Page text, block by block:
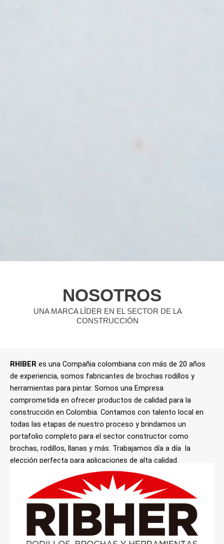
NOSOTROS
UNA MARCA LÍDER EN EL SECTOR DE LA
CONSTRUCCIÓN
RHIBER es una Compañia colombiana con más de 20 años
de experiencia, somos fabricantes de brochas rodillos y
herramientas para pintar. Somos una Empresa
comprometida en ofrecer productos de calidad para la
construcción en Colombia. Contamos con talento local en
todas las etapas de nuestro proceso y brindamos un
portafolio completo para el sector constructor como
brochas, rodillos, llanas y más. Trabajamos día a día la
elección perfecta para aplicaciones de alta calidad.